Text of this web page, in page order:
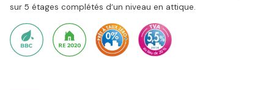
sur 5 étages complétés d’un niveau en attique.